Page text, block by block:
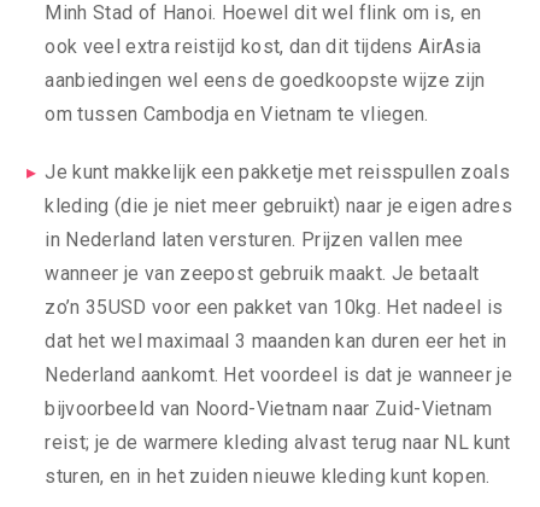
Minh Stad of Hanoi. Hoewel dit wel flink om is, en
ook veel extra reistijd kost, dan dit tijdens AirAsia
aanbiedingen wel eens de goedkoopste wijze zijn
om tussen Cambodja en Vietnam te vliegen.
Je kunt makkelijk een pakketje met reisspullen zoals
kleding (die je niet meer gebruikt) naar je eigen adres
in Nederland laten versturen. Prijzen vallen mee
wanneer je van zeepost gebruik maakt. Je betaalt
zo’n 35USD voor een pakket van 10kg. Het nadeel is
dat het wel maximaal 3 maanden kan duren eer het in
Nederland aankomt. Het voordeel is dat je wanneer je
bijvoorbeeld van Noord-Vietnam naar Zuid-Vietnam
reist; je de warmere kleding alvast terug naar NL kunt
sturen, en in het zuiden nieuwe kleding kunt kopen.